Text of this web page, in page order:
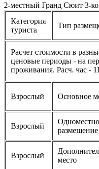
2-местный Гранд Cюит 3-
Категория
туриста
Тип
Расчет стоимости в
ценовые периоды - на
проживания. Расч. час -
Взрослый Основное
Взрослый
размещение
Взрослый
место